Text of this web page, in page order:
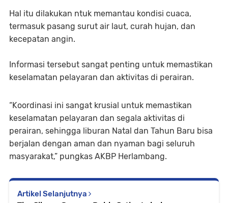
Hal itu dilakukan ntuk memantau kondisi cuaca,
termasuk pasang surut air laut, curah hujan, dan
kecepatan angin.
Informasi tersebut sangat penting untuk memastikan
keselamatan pelayaran dan aktivitas di perairan.
“Koordinasi ini sangat krusial untuk memastikan
keselamatan pelayaran dan segala aktivitas di
perairan, sehingga liburan Natal dan Tahun Baru bisa
berjalan dengan aman dan nyaman bagi seluruh
masyarakat,” pungkas AKBP Herlambang.
Artikel Selanjutnya